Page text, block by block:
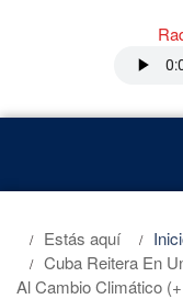
Estás aquí
Cuba Reitera En
Al Cambio Climático